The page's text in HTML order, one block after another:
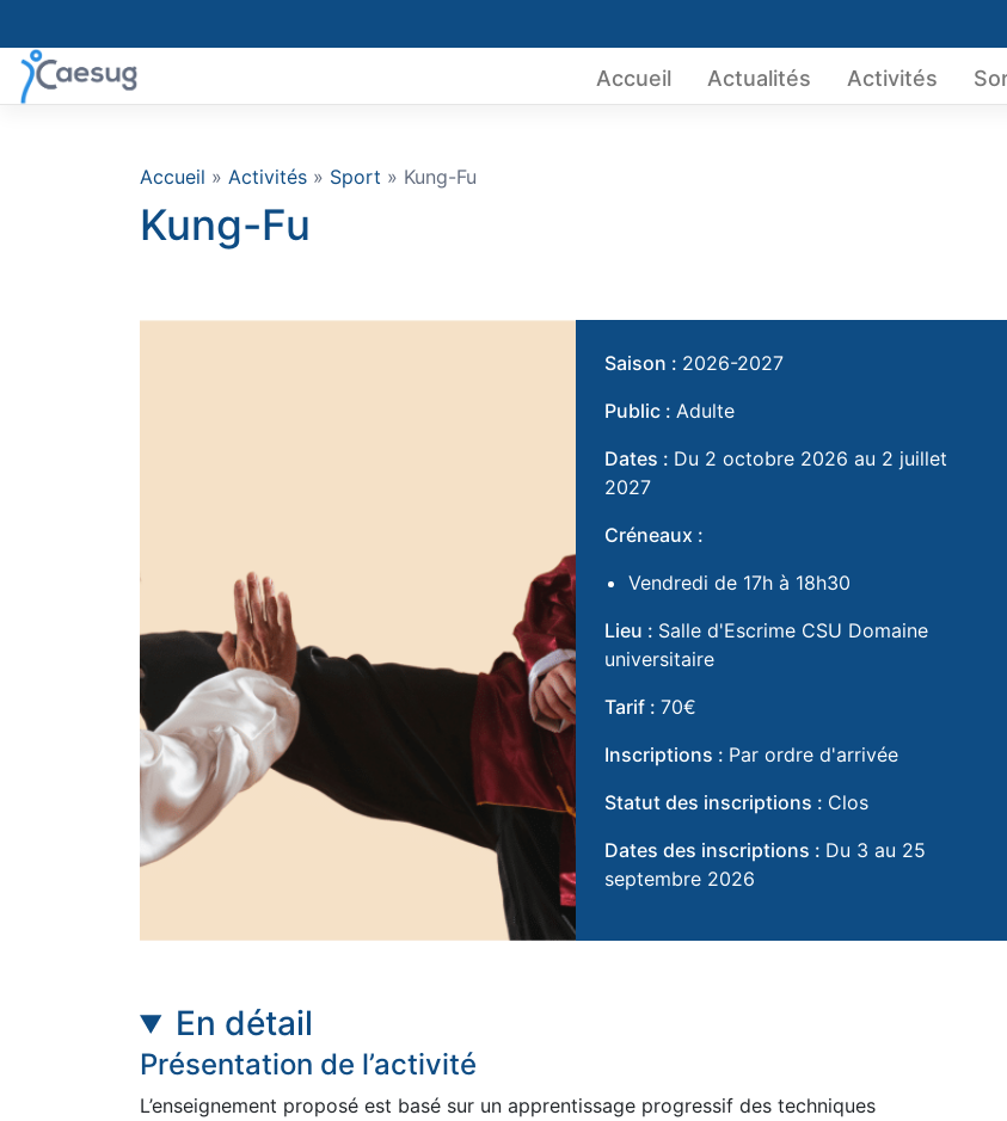
to
content
Accueil Actualités Activités
Accueil » Activités » Sport » Kung-Fu
Kung-Fu
Saison : 2026-2027
Public : Adulte
Dates : Du 2 octobre 2026 au 2 juillet
2027
Créneaux :
Vendredi de 17h à 18h30
Lieu : Salle d'Escrime CSU Domaine
universitaire
Tarif : 70€
Inscriptions : Par ordre d'arrivée
Statut des inscriptions : Clos
Dates des inscriptions : Du 3 au 25
septembre 2026
En détail
Présentation de l’activité
L’enseignement proposé est basé sur un apprentissage progressif des techniques